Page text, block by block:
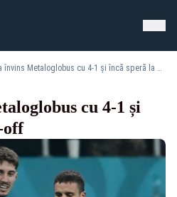
FCSB a învins Metaloglobus cu 4-1 și încă speră la play-off
cu 4-1 și
off